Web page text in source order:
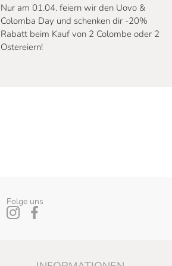
Nur am 01.04. feiern wir den Uovo &
Colomba Day und schenken dir -20%
Rabatt beim Kauf von 2 Colombe oder 2
Ostereiern!
Folge uns